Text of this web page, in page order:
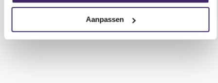
Aanpassen
3-Pin XLR input / output
Convectie gekoeld
Geleverd met IR-afstandsbediening